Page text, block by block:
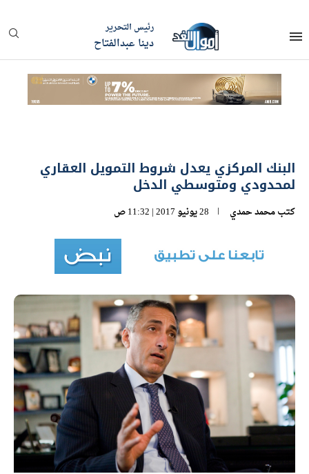
رئيس التحرير
دينا عبدالفتاح
البنك المركزي يعدل شروط التمويل العقاري
لمحدودي ومتوسطي الدخل
كتبمحمد حمدي 28 يونيو 2017 | 11:32 ص